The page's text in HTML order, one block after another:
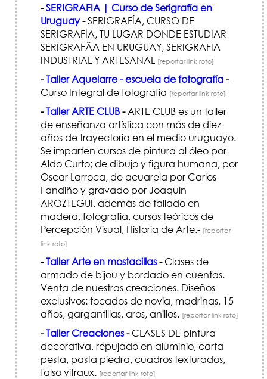
-SERIGRAFIA | Curso de Serigrafía en
Uruguay-SERIGRAFÍ­A, CURSO DE
SERIGRAFÍA, TU LUGAR DONDE ESTUDIAR
SERIGRAFÃ­A EN URUGUAY, SERIGRAFIA
INDUSTRIAL Y ARTESANAL [reportar link roto]
-Taller Aquelarre - escuela de fotografía-
Curso Integral de fotografía [reportar link roto]
-Taller ARTE CLUB-ARTE CLUB es un taller
de enseñanza artística con más de diez
años de trayectoria en el medio uruguayo.
Se imparten cursos de pintura al óleo por
Aldo Curto; de dibujo y figura humana, por
Oscar Larroca, de acuarela por Carlos
Fandiño y gravado por Joaquín
AROZTEGUI, además de tallado en
madera, fotografía, cursos teóricos de
Percepción Visual, Historia de Arte.- [reportar
link roto]
-Taller Arte en mostacillas-Clases de
armado de bijou y bordado en cuentas.
Venta de nuestras creaciones. Diseños
exclusivos: tocados de novia, madrinas, 15
años, gargantillas, aros, anillos. [reportar link roto]
-Taller Creaciones-CLASES DE pintura
decorativa, repujado en aluminio, carta
pesta, pasta piedra, cuadros texturados,
falso vitraux. [reportar link roto]